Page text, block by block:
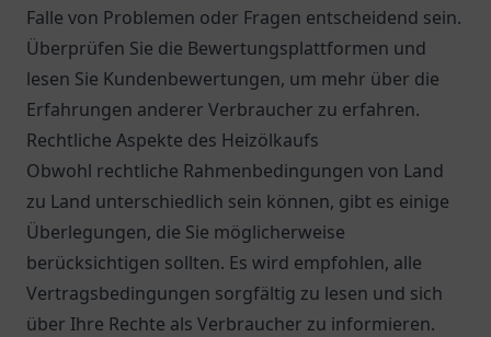
Falle von Problemen oder Fragen entscheidend sein.
Überprüfen Sie die Bewertungsplattformen und
lesen Sie Kundenbewertungen, um mehr über die
Erfahrungen anderer Verbraucher zu erfahren.
Rechtliche Aspekte des Heizölkaufs
Obwohl rechtliche Rahmenbedingungen von Land
zu Land unterschiedlich sein können, gibt es einige
Überlegungen, die Sie möglicherweise
berücksichtigen sollten. Es wird empfohlen, alle
Vertragsbedingungen sorgfältig zu lesen und sich
über Ihre Rechte als Verbraucher zu informieren.